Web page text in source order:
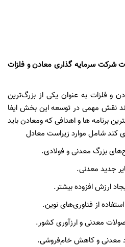
شرکت سرمایه گذاری معادن و فلزات
و فلزات به عنوان یکی از بزرگ‌ترین
نقش مهمی در توسعه این بخش ایفا
برنامه ها و اهدافی که ومعادن باید
کند شامل موارد زیراست معادل
بزرگ معدنی و فولادی.
جدید معدنی.
ارزش افزوده بیشتر.
از فناوری‌های نوین.
معدنی و ارزآوری کشور.
معدنی و کاهش خام‌فروشی.